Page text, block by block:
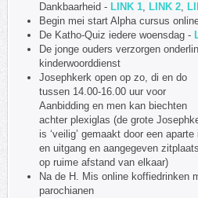
Dankbaarheid - LINK 1, LINK 2,
Begin mei start Alpha cursus
De Katho-Quiz iedere woensdag -
De jonge ouders verzorgen
kinderwoorddienst
Josephkerk open op zo, di en do
tussen 14.00-16.00 uur voor
Aanbidding en men kan biechten
achter plexiglas (de grote
is ‘veilig’ gemaakt door een aparte
en uitgang en aangegeven
op ruime afstand van elkaar)
Na de H. Mis online koffiedrinken
parochianen